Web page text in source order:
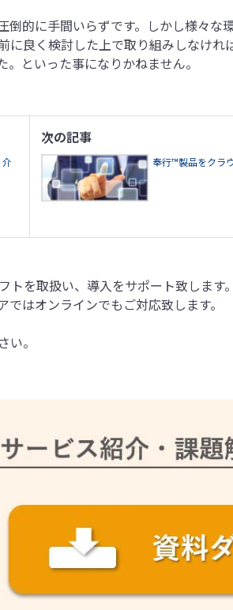
的に手間いらずです。しかし様々な
良く検討した上で取り組みしなけれ
といった事になりかねません。
次の記事
奉行™製品をクラ
を取扱い、導入をサポート致します
はオンラインでもご対応致します。
。